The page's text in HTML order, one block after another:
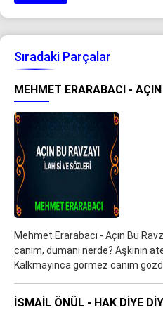
Sıradaki Parçalar
MEHMET ERARABACI -
Mehmet Erarabacı - Açın Bu
canım, dumanı nerde? Aşkının
Kalkmayınca görmez canım
İSMAIL ÖNÜL - HAK DIYE